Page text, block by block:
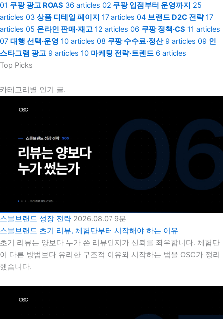
01 쿠팡 광고 ROAS 36 articles 02 쿠팡 입점부터 운영까지 25
articles 03 상품 디테일 페이지 17 articles 04 브랜드 D2C 전략 17
articles 05 온라인 판매·재고 12 articles 06 쿠팡 정책·CS 11 articles
07 대행 선택·운영 10 articles 08 쿠팡 수수료·정산 9 articles 09 인
스타그램 광고 9 articles 10 마케팅 전략·트렌드 6 articles
Top Picks
카테고리별 인기 글.
스몰브랜드 성장 전략 2026.08.07 9분
스몰브랜드 초기 리뷰, 체험단부터 시작해야 하는 이유
초기 리뷰는 양보다 누가 쓴 리뷰인지가 신뢰를 좌우합니다. 체험단
이 다른 방법보다 유리한 구조적 이유와 시작하는 법을 OSC가 정리
했습니다.